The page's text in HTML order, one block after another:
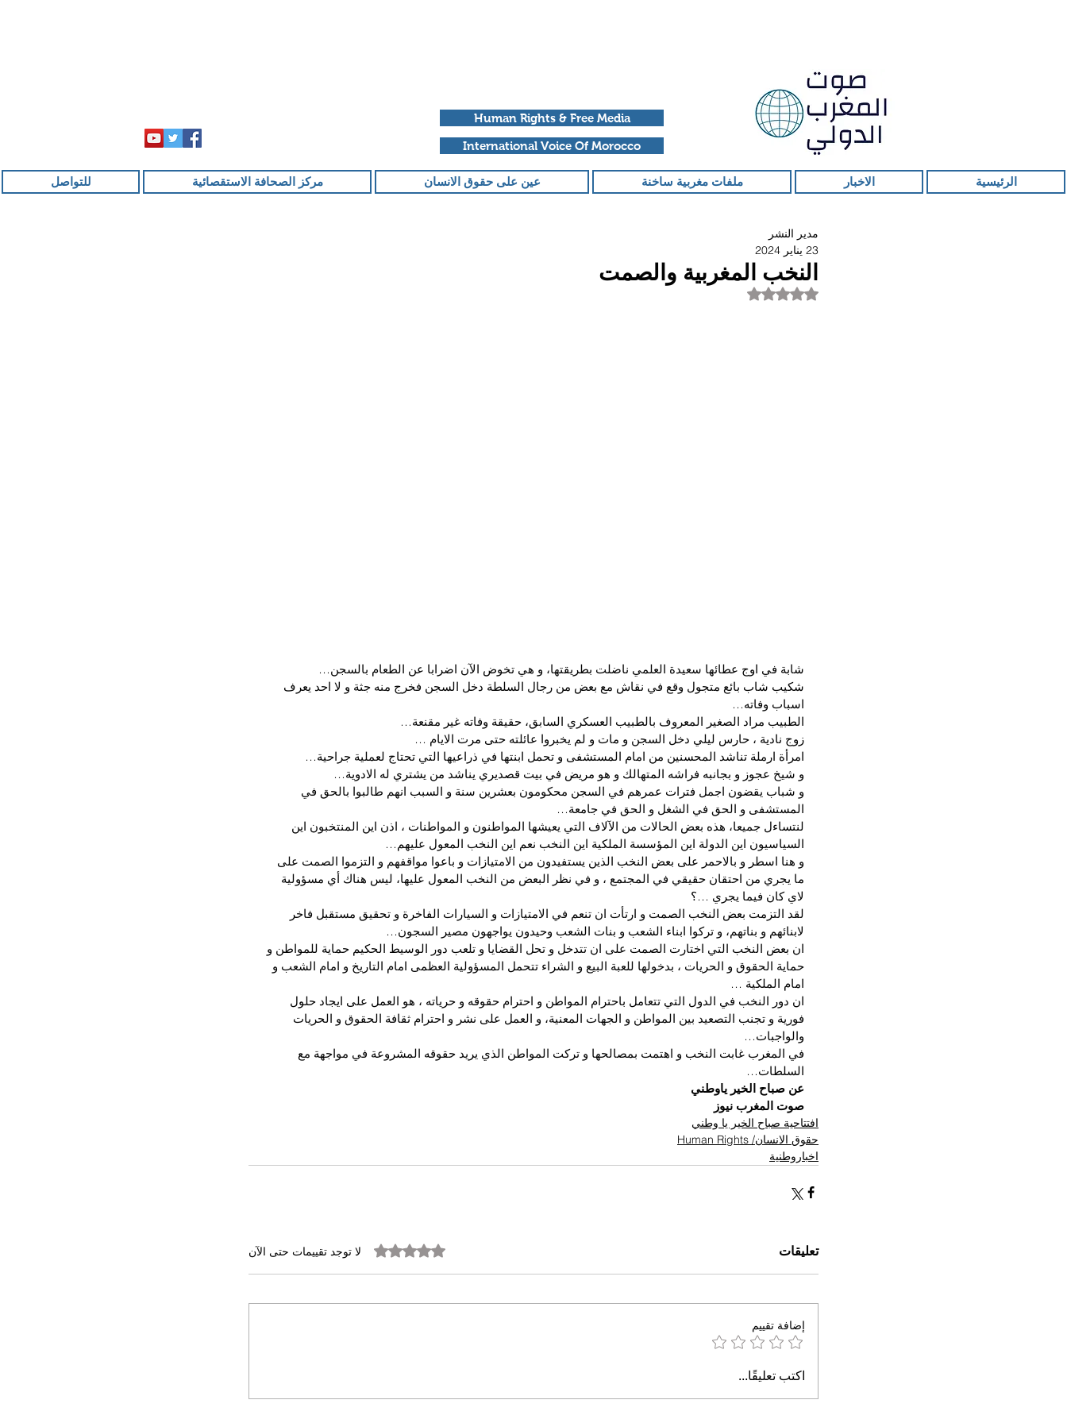
Human Rights & Free Media
International Voice Of Morocco
الرئيسية الاخبار ملفات مغربية ساخنة عين على حقوق الانسان مركز الصحافة الاستقصائية للتواصل
النخب المغربية والصمت
مدير النشر
23 يناير 2024
تم التقييم بـ ليس رقمًا من أصل 5 نجوم.
شابة في اوج عطائها سعيدة العلمي ناضلت بطريقتها، و هي تخوض الآن اضرابا عن الطعام بالسجن…
شكيب شاب بائع متجول وقع في نقاش مع بعض من رجال السلطة دخل السجن فخرج منه جثة و لا احد يعرف
اسباب وفاته…
الطبيب مراد الصغير المعروف بالطبيب العسكري السابق، حقيقة وفاته غير مقنعة…
زوج نادية ، حارس ليلي دخل السجن و مات و لم يخبروا عائلته حتى مرت الايام …
امرأة ارملة تناشد المحسنين من امام المستشفى و تحمل ابنتها في ذراعيها التي تحتاج لعملية جراحية…
و شيخ عجوز و بجانبه فراشه المتهالك و هو مريض في بيت قصديري يناشد من يشتري له الادوية…
و شباب يقضون اجمل فترات عمرهم في السجن محكومون بعشرين سنة و السبب انهم طالبوا بالحق في
المستشفى و الحق في الشغل و الحق في جامعة…
لنتساءل جميعا، هذه بعض الحالات من الآلاف التي يعيشها المواطنون و المواطنات ، اذن اين المنتخبون اين
السياسيون اين الدولة اين المؤسسة الملكية اين النخب نعم اين النخب المعول عليهم…
و هنا اسطر و بالاحمر على بعض النخب الذين يستفيدون من الامتيازات و باعوا مواقفهم و التزموا الصمت على
ما يجري من احتقان حقيقي في المجتمع ، و في نظر البعض من النخب المعول عليها، ليس هناك أي مسؤولية
لاي كان فيما يجري …؟
لقد التزمت بعض النخب الصمت و ارتأت ان تنعم في الامتيازات و السيارات الفاخرة و تحقيق مستقبل فاخر
لابنائهم و بناتهم، و تركوا ابناء الشعب و بنات الشعب وحيدون يواجهون مصير السجون…
ان بعض النخب التي اختارت الصمت على ان تتدخل و تحل القضايا و تلعب دور الوسيط الحكيم حماية للمواطن و
حماية الحقوق و الحريات ، بدخولها للعبة البيع و الشراء تتحمل المسؤولية العظمى امام التاريخ و امام الشعب و
امام الملكية …
ان دور النخب في الدول التي تتعامل باحترام المواطن و احترام حقوقه و حرياته ، هو العمل على ايجاد حلول
فورية و تجنب التصعيد بين المواطن و الجهات المعنية، و العمل على نشر و احترام ثقافة الحقوق و الحريات
والواجبات…
في المغرب غابت النخب و اهتمت بمصالحها و تركت المواطن الذي يريد حقوقه المشروعة في مواجهة مع
السلطات…
عن صباح الخير ياوطني
صوت المغرب نيوز
افتتاحية صباح الخير يا وطني
حقوق الانسان/ Human Rights
اخباروطنية
تعليقات تم التقييم بـ 0 من أصل 5 نجوم. لا توجد تقييمات حتى الآن
إضافة تقييم
اكتب تعليقًا...